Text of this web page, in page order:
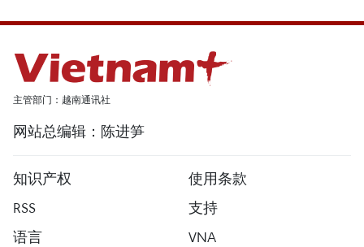
主管部门：越南通讯社
网站总编辑：陈进笋
知识产权
使用条款
RSS
支持
语言
VNA